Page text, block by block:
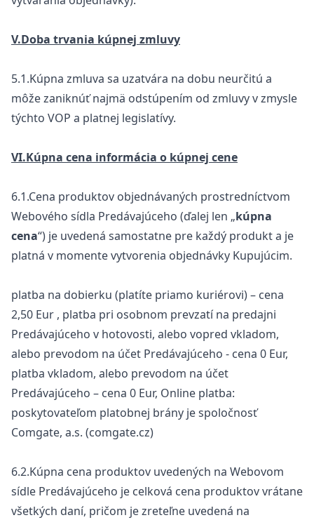
V.Doba trvania kúpnej zmluvy
5.1.Kúpna zmluva sa uzatvára na dobu neurčitú a
môže zaniknúť najmä odstúpením od zmluvy v zmysle
týchto VOP a platnej legislatívy.
VI.Kúpna cena informácia o kúpnej cene
6.1.Cena produktov objednávaných prostredníctvom
Webového sídla Predávajúceho (ďalej len „kúpna
cena“) je uvedená samostatne pre každý produkt a je
platná v momente vytvorenia objednávky Kupujúcim.
platba na dobierku (platíte priamo kuriérovi) – cena
2,50 Eur , platba pri osobnom prevzatí na predajni
Predávajúceho v hotovosti, alebo vopred vkladom,
alebo prevodom na účet Predávajúceho - cena 0 Eur,
platba vkladom, alebo prevodom na účet
Predávajúceho – cena 0 Eur, Online platba:
poskytovateľom platobnej brány je spoločnosť
Comgate, a.s. (comgate.cz)
6.2.Kúpna cena produktov uvedených na Webovom
sídle Predávajúceho je celková cena produktov vrátane
všetkých daní, pričom je zreteľne uvedená na